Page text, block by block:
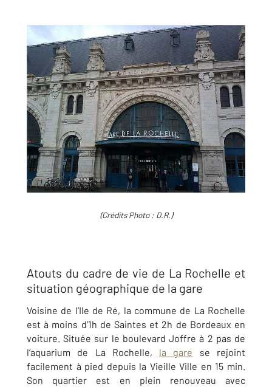
(Crédits Photo : D.R.)
Atouts du cadre de vie de La Rochelle et
situation géographique de la gare
Voisine de l’Ile de Ré, la commune de La Rochelle
est à moins d’1h de Saintes et 2h de Bordeaux en
voiture. Située sur le boulevard Joffre à 2 pas de
l’aquarium de La Rochelle, la gare se rejoint
facilement à pied depuis la Vieille Ville en 15 min.
Son quartier est en plein renouveau avec